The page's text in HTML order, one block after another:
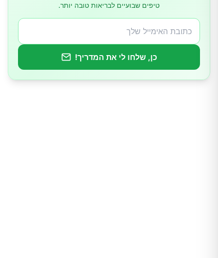
טיפים שבועיים לבריאות טובה יותר.
כן, שלחו לי את המדריך!